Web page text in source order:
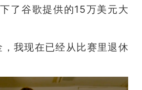
了谷歌提供的15万美元大
，我现在已经从比赛里退休